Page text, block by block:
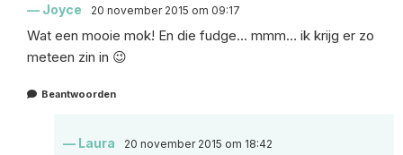
Joyce 20 november 2015 om 09:17
Wat een mooie mok! En die fudge… mmm… ik krijg er zo
meteen zin in 😉
Beantwoorden
Laura 20 november 2015 om 18:42